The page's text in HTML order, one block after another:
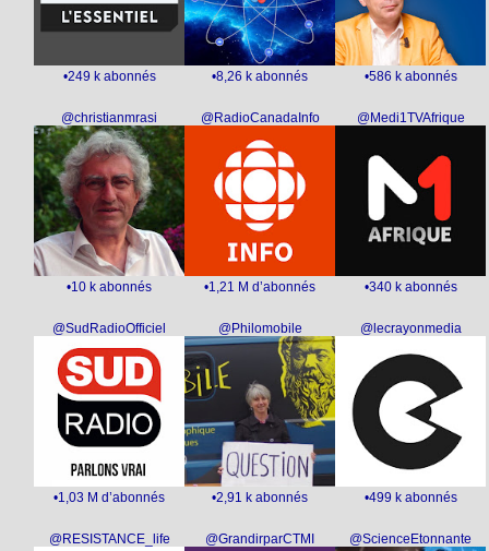
•586 k abonnés
•8,26 k abonnés
•249 k abonnés
@Medi1TVAfrique
•340 k abonnés
@RadioCanadaInfo
•1,21 M d’abonnés
@christianmrasi
•10 k abonnés
@lecrayonmedia
•499 k abonnés
@Philomobile
•2,91 k abonnés
@SudRadioOfficiel
•1,03 M d’abonnés
@ScienceEtonnante
@GrandirparCTMI
@RESISTANCE_life